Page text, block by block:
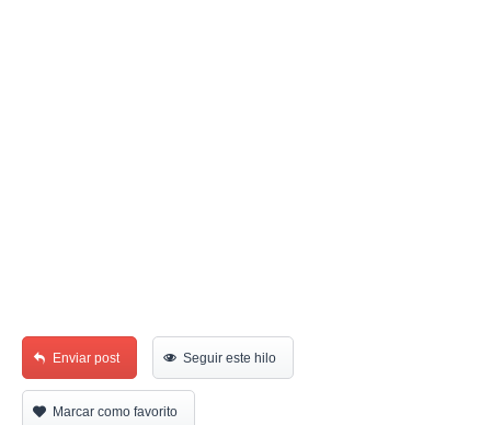
Enviar post Seguir este hilo
Marcar como favorito